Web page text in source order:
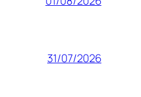
31/07/2026